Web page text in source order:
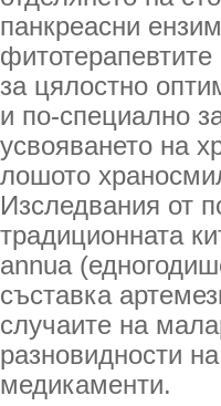
панкреасни
за цялостно
и по-специално
усвояването на
лошото
Изследвания от
традиционната
annua
съставка
случаите на
разновидности
медикаменти.